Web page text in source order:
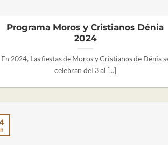
Programa Moros y Cristianos Dénia
2024
En 2024, Las fiestas de Moros y Cristianos de Dénia
celebran del 3 al [...]